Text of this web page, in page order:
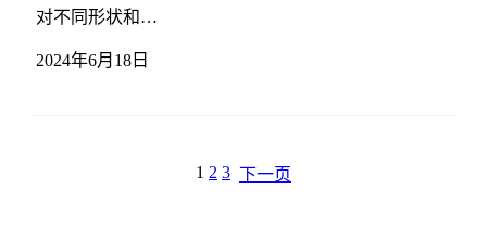
对不同形状和…
2024年6月18日
1 2 3 下一页